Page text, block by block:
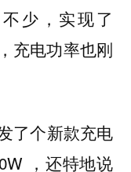
少，实现了
充电功率也刚
了个新款充电
，还特地说